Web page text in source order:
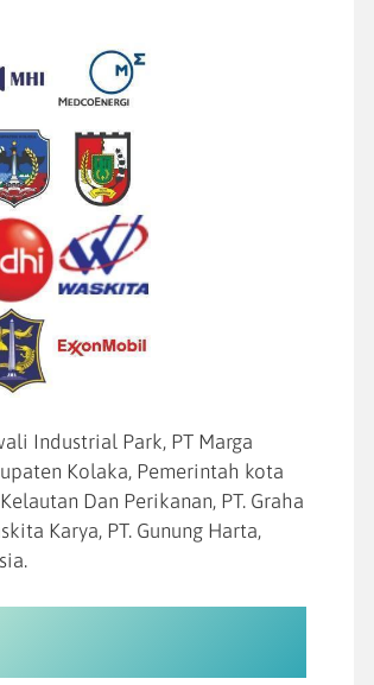
Industrial Park, PT Marga
Kolaka, Pemerintah kota
Dan Perikanan, PT. Graha
Karya, PT. Gunung Harta,